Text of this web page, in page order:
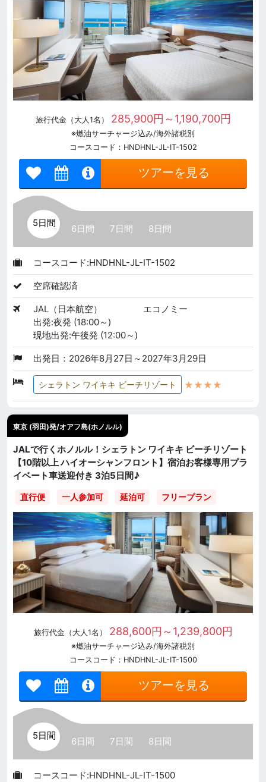
旅行代金（大人1名） 285,900円～1,190,700円
※燃油サーチャージ込み/海外諸税別
コースコード：HNDHNL-JL-IT-1502
ツアーを見る
5日間
6日間 7日間 8日間
コースコード:HNDHNL-JL-IT-1502
空席確認済
JAL（日本航空）
エコノミー
出発:夜発 (18:00～)
現地出発:午後発 (12:00～)
出発日：2026年8月27日～2027年3月29日
シェラトン ワイキキ ビーチリゾート ★★★★
東京 (羽田)発/オアフ島(ホノルル)
JALで行くホノルル！シェラトン ワイキキ ビーチリゾート
【10階以上 ハイオーシャンフロント】宿泊お客様専用プラ
イベート車送迎付き 3泊5日間♪
直行便 一人参加可 延泊可 フリープラン
旅行代金（大人1名） 288,600円～1,239,800円
※燃油サーチャージ込み/海外諸税別
コースコード：HNDHNL-JL-IT-1500
ツアーを見る
5日間
6日間 7日間 8日間
コースコード:HNDHNL-JL-IT-1500